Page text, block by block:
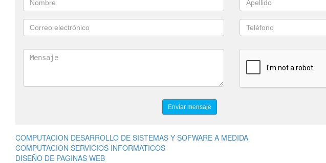
COMPUTACION DESARROLLO DE SISTEMAS Y SOFWARE A MEDIDA
COMPUTACION SERVICIOS INFORMATICOS
DISEÑO DE PAGINAS WEB